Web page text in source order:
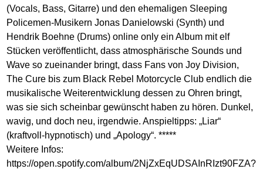
(Vocals, Bass, Gitarre) und den ehemaligen Sleeping
Policemen-Musikern Jonas Danielowski (Synth) und
Hendrik Boehne (Drums) online only ein Album mit elf
Stücken veröffentlicht, dass atmosphärische Sounds und
Wave so zueinander bringt, dass Fans von Joy Division,
The Cure bis zum Black Rebel Motorcycle Club endlich die
musikalische Weiterentwicklung dessen zu Ohren bringt,
was sie sich scheinbar gewünscht haben zu hören. Dunkel,
wavig, und doch neu, irgendwie. Anspieltipps: „Liar“
(kraftvoll-hypnotisch) und „Apology“. *****
Weitere Infos:
https://open.spotify.com/album/2NjZxEqUDSAInRIzt90FZA?